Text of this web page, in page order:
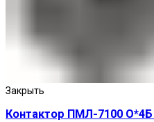
Закрыть
Контактор ПМЛ-7100 О*4Б